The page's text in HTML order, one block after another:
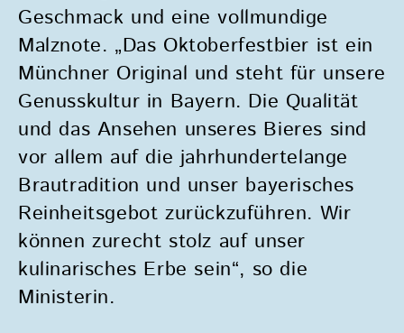
Geschmack und eine vollmundige
Malznote. „Das Oktoberfestbier ist ein
Münchner Original und steht für unsere
Genusskultur in Bayern. Die Qualität
und das Ansehen unseres Bieres sind
vor allem auf die jahrhundertelange
Brautradition und unser bayerisches
Reinheitsgebot zurückzuführen. Wir
können zurecht stolz auf unser
kulinarisches Erbe sein“, so die
Ministerin.